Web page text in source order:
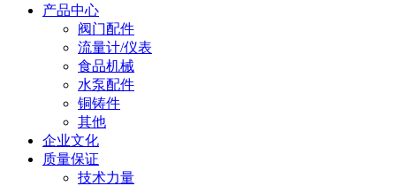
产品中心
阀门配件
流量计/仪表
食品机械
水泵配件
铜铸件
其他
企业文化
质量保证
技术力量